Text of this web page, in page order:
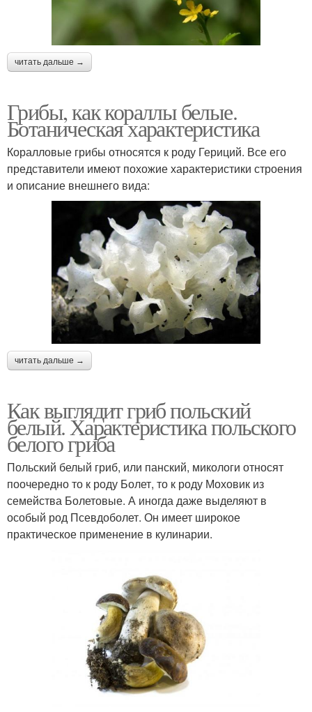
читать дальше →
Грибы, как кораллы белые.
Ботаническая характеристика
Коралловые грибы относятся к роду Гериций. Все его
представители имеют похожие характеристики строения
и описание внешнего вида:
читать дальше →
Как выглядит гриб польский
белый. Характеристика польского
белого гриба
Польский белый гриб, или панский, микологи относят
поочередно то к роду Болет, то к роду Моховик из
семейства Болетовые. А иногда даже выделяют в
особый род Псевдоболет. Он имеет широкое
практическое применение в кулинарии.